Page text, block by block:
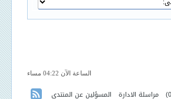
الساعة الآن 04:22 مساء
المسؤلين عن المنتدى مراسلة الادارة